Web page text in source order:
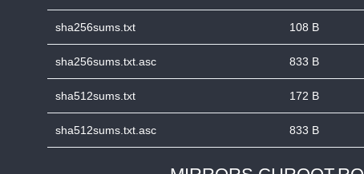
sha256sums.txt 108 B
sha256sums.txt.asc 833 B
sha512sums.txt 172 B
sha512sums.txt.asc 833 B